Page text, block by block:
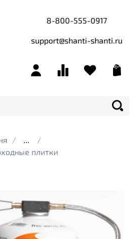
8-800-555-0917
support@shanti-shanti.ru
плитки